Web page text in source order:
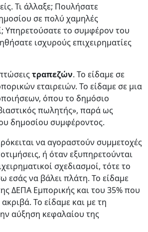
Τι άλλαξε; Πουλήσατε
σε πολύ χαμηλές
Υπηρετούσατε το συμφέρον του
ισχυρούς επιχειρηματίες
τραπεζών. Το είδαμε σε
εταιρειών. Το είδαμε σε μια
όπου το δημόσιο
πωλητής», παρά ως
δημοσίου συμφέροντος.
να αγοραστούν συμμετοχές
ή όταν εξυπηρετούνται
σχεδιασμοί, τότε το
εσάς να βάλει πλάτη. Το είδαμε
ΔΕΠΑ Εμπορικής και του 35% που
Το είδαμε και με τη
αύξηση κεφαλαίου της